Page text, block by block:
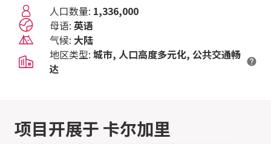
人口数量: 1,336,000
母语: 英语
气候: 大陆
地区类型: 城市 人口高度多元化 公共交通畅
达
项目开展于 卡尔加里